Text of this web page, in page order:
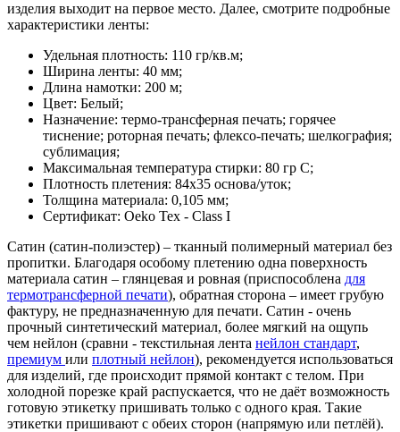
изделия выходит на первое место. Далее, смотрите подробные
характеристики ленты:
Удельная плотность: 110 гр/кв.м;
Ширина ленты: 40 мм;
Длина намотки: 200 м;
Цвет: Белый;
Назначение: термо-трансферная печать; горячее
тиснение; роторная печать; флексо-печать; шелкография;
сублимация;
Максимальная температура стирки: 80 гр С;
Плотность плетения: 84х35 основа/уток;
Толщина материала: 0,105 мм;
Сертификат: Oeko Tex - Class I
Сатин (сатин-полиэстер) – тканный полимерный материал без
пропитки. Благодаря особому плетению одна поверхность
материала сатин – глянцевая и ровная (приспособлена для
термотрансферной печати), обратная сторона – имеет грубую
фактуру, не предназначенную для печати. Сатин - очень
прочный синтетический материал, более мягкий на ощупь
чем нейлон (сравни - текстильная лента нейлон стандарт,
премиум или плотный нейлон), рекомендуется использоваться
для изделий, где происходит прямой контакт с телом. При
холодной порезке край распускается, что не даёт возможность
готовую этикетку пришивать только с одного края. Такие
этикетки пришивают с обеих сторон (напрямую или петлёй).